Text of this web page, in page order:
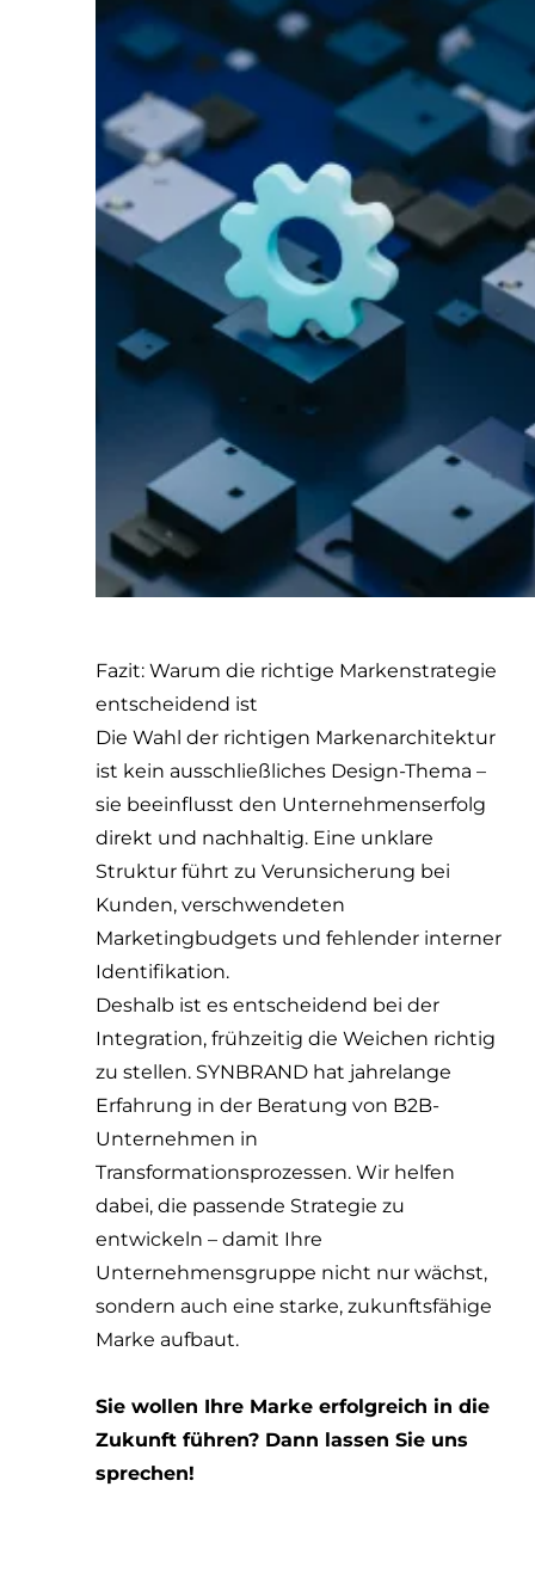
Fazit: Warum die richtige Markenstrategie
entscheidend ist
Die Wahl der richtigen Markenarchitektur
ist kein ausschließliches Design-Thema –
sie beeinflusst den Unternehmenserfolg
direkt und nachhaltig. Eine unklare
Struktur führt zu Verunsicherung bei
Kunden, verschwendeten
Marketingbudgets und fehlender interner
Identifikation.
Deshalb ist es entscheidend bei der
Integration, frühzeitig die Weichen richtig
zu stellen. SYNBRAND hat jahrelange
Erfahrung in der Beratung von B2B-
Unternehmen in
Transformationsprozessen. Wir helfen
dabei, die passende Strategie zu
entwickeln – damit Ihre
Unternehmensgruppe nicht nur wächst,
sondern auch eine starke, zukunftsfähige
Marke aufbaut.
Sie wollen Ihre Marke erfolgreich in die
Zukunft führen? Dann lassen Sie uns
sprechen!